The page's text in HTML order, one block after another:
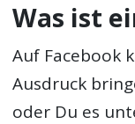
Was ist
Auf Facebook
Ausdruck
oder Du es